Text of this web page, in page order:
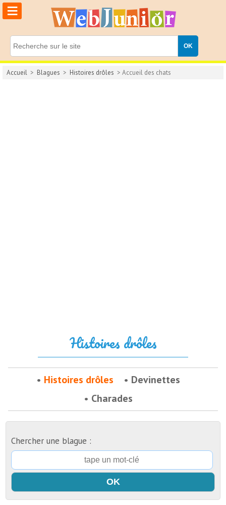
≡
Accueil > Blagues > Histoires drôles > Accueil des chats
Histoires drôles
Histoires drôles
Devinettes
Charades
Chercher une blague :